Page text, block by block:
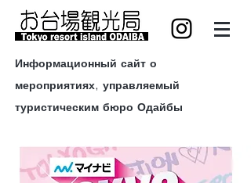
Информационный сайт о
мероприятиях, управляемый
туристическим бюро Одайбы